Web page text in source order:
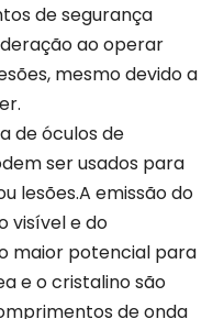
de segurança
ao operar
mesmo devido a
de óculos de
ser usados ​​para
lesões.A emissão do
visível e do
maior potencial para
e o cristalino são
de onda